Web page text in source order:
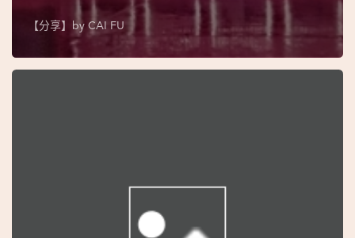
阁
【分享】by CAI FU